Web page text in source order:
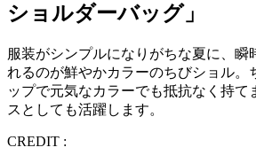
ショルダーバッグ」
服装がシンプルになりがちな夏に、瞬
れるのが鮮やかカラーのちびショル。
ップで元気なカラーでも抵抗なく持て
スとしても活躍します。
CREDIT :